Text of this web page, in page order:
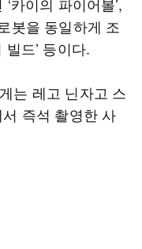
봇을 동일하게 조
드’ 등이다.
는 레고 닌자고 스
즉석 촬영한 사